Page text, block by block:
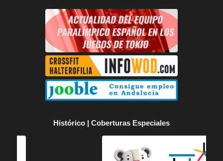
Histórico | Coberturas Especiales